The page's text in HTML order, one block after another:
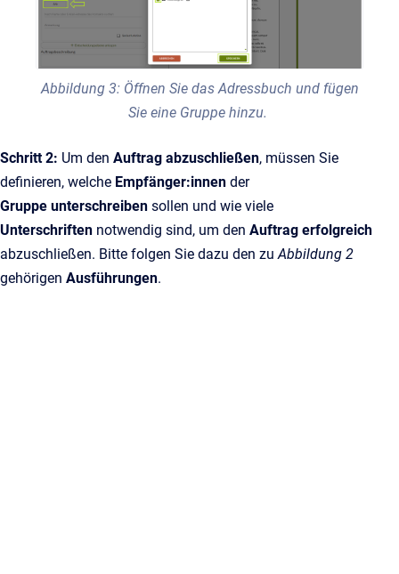
Abbildung 3: Öffnen Sie das Adressbuch und fügen
Sie eine Gruppe hinzu.
Schritt 2: Um den Auftrag abzuschließen, müssen Sie
definieren, welche Empfänger:innen der
Gruppe unterschreiben sollen und wie viele
Unterschriften notwendig sind, um den Auftrag erfolgreich
abzuschließen. Bitte folgen Sie dazu den zuAbbildung 2
gehörigen Ausführungen.